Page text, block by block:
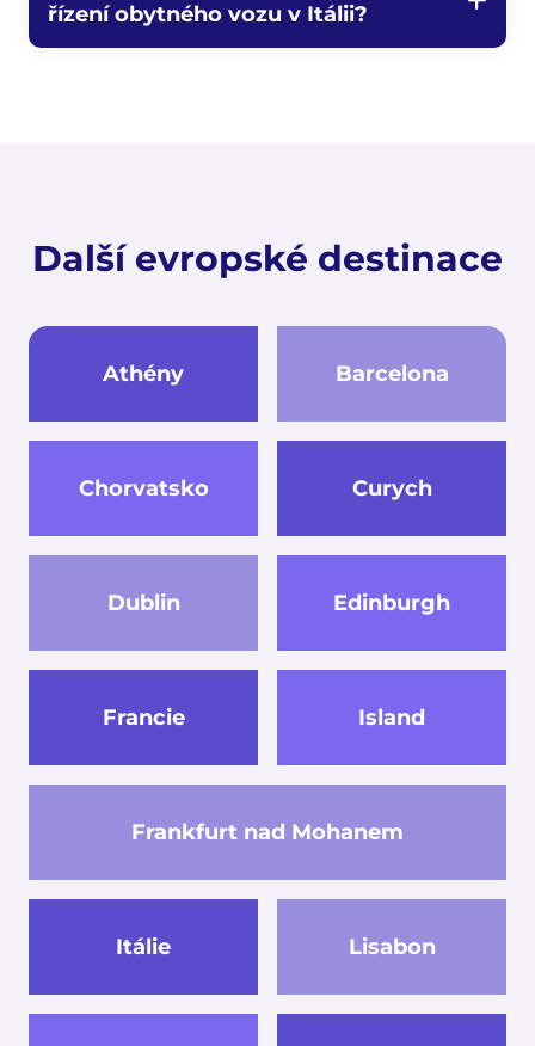
řízení obytného vozu v Itálii?
Další evropské destinace
Athény Barcelona
Chorvatsko Curych
Dublin Edinburgh
Francie
Frankfurt nad Mohanem
Island
Itálie Lisabon